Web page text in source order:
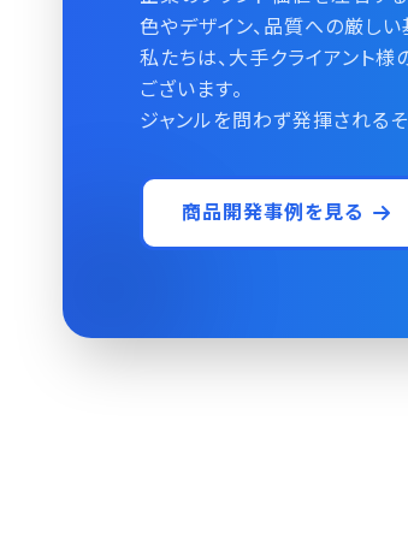
色やデザイン、品質への厳し
私たちは、大手クライアント
ございます。
ジャンルを問わず発揮されるそ
商品開発事例を見る